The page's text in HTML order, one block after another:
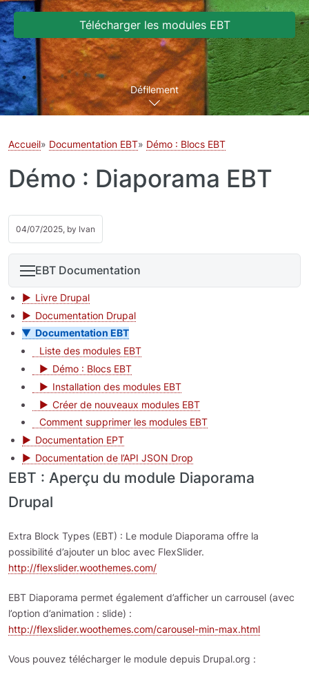
Télécharger les modules EBT
Défilement
Accueil Documentation EBT Démo : Blocs EBT
Démo : Diaporama EBT
04/07/2025, by Ivan
EBT Documentation
Livre Drupal
Documentation Drupal
Documentation EBT
Liste des modules EBT
Démo : Blocs EBT
Installation des modules EBT
Créer de nouveaux modules EBT
Comment supprimer les modules EBT
Documentation EPT
Documentation de l’API JSON Drop
EBT : Aperçu du module Diaporama
Drupal
Extra Block Types (EBT) : Le module Diaporama offre la
possibilité d’ajouter un bloc avec FlexSlider.
http://flexslider.woothemes.com/
EBT Diaporama permet également d’afficher un carrousel (avec
l’option d’animation : slide) :
http://flexslider.woothemes.com/carousel-min-max.html
Vous pouvez télécharger le module depuis Drupal.org :